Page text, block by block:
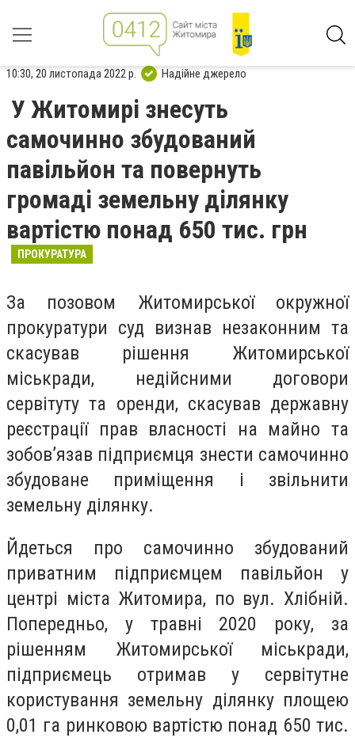
10:30, 20 листопада 2022 р. Надійне джерело
У Житомирі знесуть
самочинно збудований
павільйон та повернуть
громаді земельну ділянку
вартістю понад 650 тис. грн
ПРОКУРАТУРА
За позовом Житомирської окружної
прокуратури суд визнав незаконним та
скасував рішення Житомирської
міськради, недійсними договори
сервітуту та оренди, скасував державну
реєстрації прав власності на майно та
зобов’язав підприємця знести самочинно
збудоване приміщення і звільнити
земельну ділянку.
Йдеться про самочинно збудований
приватним підприємцем павільйон у
центрі міста Житомира, по вул. Хлібній.
Попередньо, у травні 2020 року, за
рішенням Житомирської міськради,
підприємець отримав у сервітутне
користування земельну ділянку площею
0,01 га ринковою вартістю понад 650 тис.